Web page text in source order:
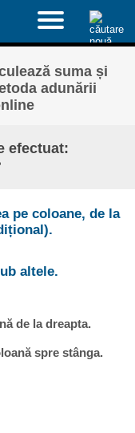
suma și
adunării
efectuat:
pe coloane, de la
altele.
de la dreapta.
spre stânga.